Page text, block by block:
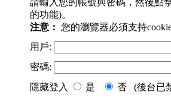
請輸入您的帳號與密碼，然後點
的功能)。
注意： 您的瀏覽器必須支持
用戶:
密碼:
隱藏登入
是
否 (後台已